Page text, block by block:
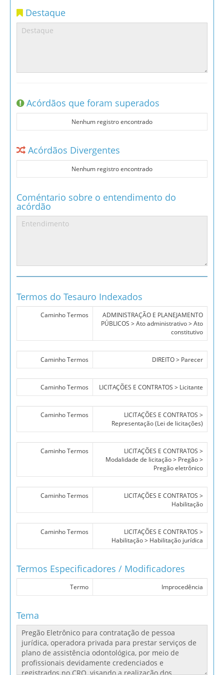
Destaque
Acórdãos que foram superados
Nenhum registro encontrado
Acórdãos Divergentes
Nenhum registro encontrado
Coméntario sobre o entendimento do
acórdão
Termos do Tesauro Indexados
Caminho Termos
ADMINISTRAÇÃO E PLANEJAMENTO
PÚBLICOS > Ato administrativo > Ato
constitutivo
Caminho Termos DIREITO > Parecer
Caminho Termos LICITAÇÕES E CONTRATOS > Licitante
Caminho Termos
LICITAÇÕES E CONTRATOS >
Representação (Lei de licitações)
Caminho Termos
LICITAÇÕES E CONTRATOS >
Modalidade de licitação > Pregão >
Pregão eletrônico
Caminho Termos
LICITAÇÕES E CONTRATOS >
Habilitação
Caminho Termos
LICITAÇÕES E CONTRATOS >
Habilitação > Habilitação jurídica
Termos Especificadores / Modificadores
Termo Improcedência
Tema